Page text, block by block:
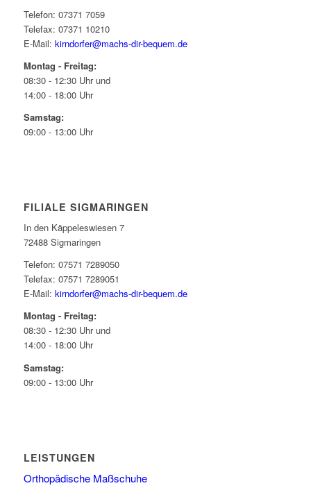
Telefon: 07371 7059
Telefax: 07371 10210
E-Mail: kirndorfer@machs-dir-bequem.de
Montag - Freitag:
08:30 - 12:30 Uhr und
14:00 - 18:00 Uhr
Samstag:
09:00 - 13:00 Uhr
FILIALE SIGMARINGEN
In den Käppeleswiesen 7
72488 Sigmaringen
Telefon: 07571 7289050
Telefax: 07571 7289051
E-Mail: kirndorfer@machs-dir-bequem.de
Montag - Freitag:
08:30 - 12:30 Uhr und
14:00 - 18:00 Uhr
Samstag:
09:00 - 13:00 Uhr
LEISTUNGEN
Orthopädische Maßschuhe